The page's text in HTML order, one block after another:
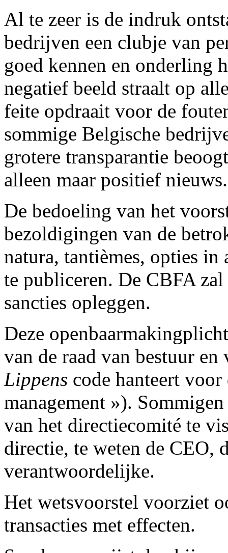
Al te zeer is de indruk
bedrijven een clubje van
goed kennen en onderling
negatief beeld straalt op
feite opdraait voor de
sommige Belgische
grotere transparantie
alleen maar positief nieuws.
De bedoeling van het
bezoldigingen van de
natura, tantièmes, opties in
te publiceren. De CBFA
sancties opleggen.
Deze
van de raad van bestuur
Lippens code hanteert
management »).
van het directiecomité te
directie, te weten de CEO,
verantwoordelijke.
Het wetsvoorstel voorziet
transacties met effecten.